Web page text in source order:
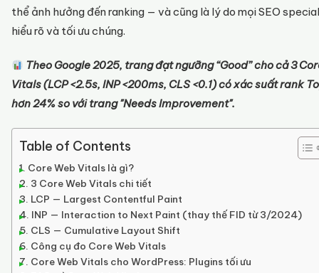
thể ảnh hưởng đến ranking — và cũng là lý do mọi SEO
hiểu rõ và tối ưu chúng.
Theo Google 2025, trang đạt ngưỡng “Good” cho cả 3
Vitals (LCP <2.5s, INP <200ms, CLS <0.1) có xác suất rank
hơn 24% so với trang "Needs Improvement".
Table of Contents
Core Web Vitals là gì?
3 Core Web Vitals chi tiết
LCP — Largest Contentful Paint
INP — Interaction to Next Paint (thay thế FID từ 3/2024)
CLS — Cumulative Layout Shift
Công cụ đo Core Web Vitals
Core Web Vitals cho WordPress: Plugins tối ưu